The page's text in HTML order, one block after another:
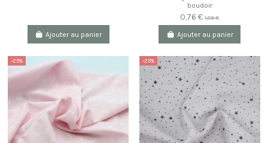
Ajouter au panier
boudoir
0,76 €1,09 €
Ajouter au panier
-25% -25%